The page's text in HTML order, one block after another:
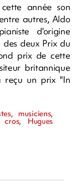
année son
autres, Aldo
d'origine
deux Prix du
prix de cette
britannique
reçu un prix "In
musiciens,
cros, Hugues